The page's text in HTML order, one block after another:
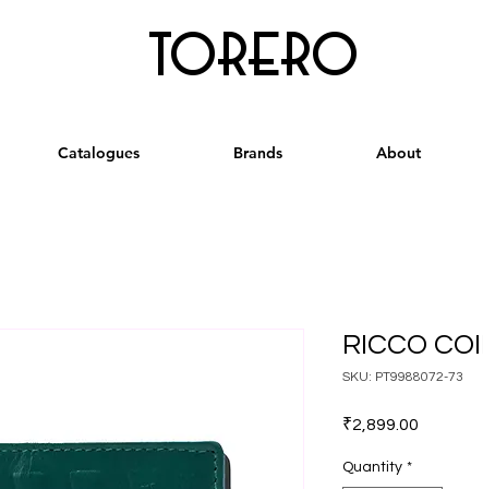
torero
Catalogues Brands About
RICCO
SKU: PT9988072-73
₹2,899.00
Quantity *